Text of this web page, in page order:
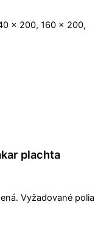
x 200, 160 x 200,
plachta
Vyžadované polia